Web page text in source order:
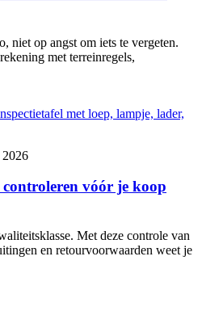
niet op angst om iets te vergeten.
met terreinregels,
vóór je koop
Met deze controle van
en retourvoorwaarden weet je